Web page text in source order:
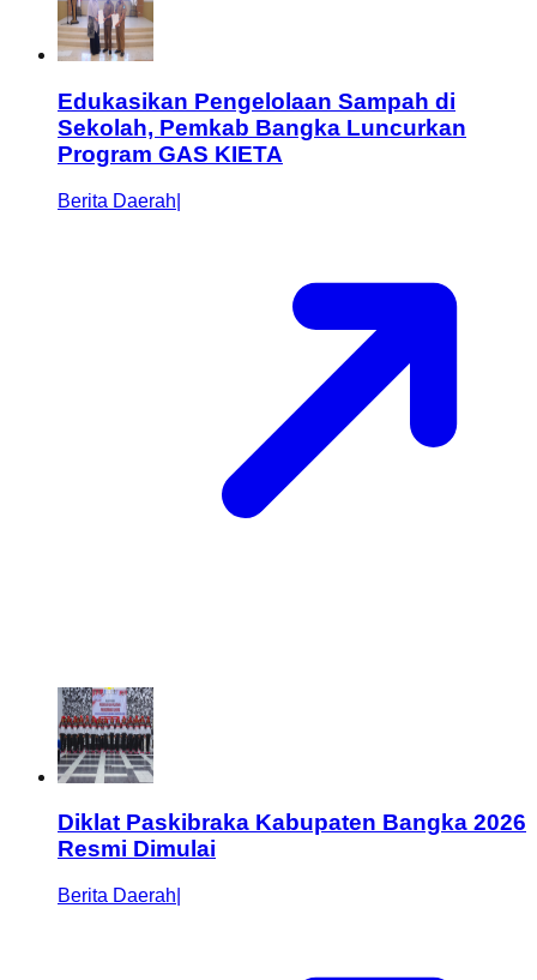
Edukasikan Pengelolaan Sampah di
Sekolah, Pemkab Bangka Luncurkan
Program GAS KIETA
Berita Daerah
Diklat Paskibraka Kabupaten Bangka 2026
Resmi Dimulai
Berita Daerah